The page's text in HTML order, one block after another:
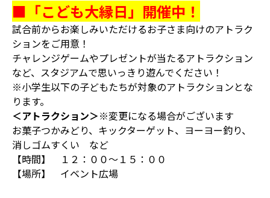
■「こども大縁日」開催中！
試合前からお楽しみいただけるお子さま向けのアトラク
ションをご用意！
チャレンジゲームやプレゼントが当たるアトラクション
など、スタジアムで思いっきり遊んでください！
※小学生以下の子どもたちが対象のアトラクションとな
ります。
＜アトラクション＞※変更になる場合がございます
お菓子つかみどり、キックターゲット、ヨーヨー釣り、
消しゴムすくい など
【時間】 １２：００～１５：００
【場所】 イベント広場